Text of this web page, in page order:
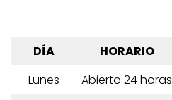
DÍA
HORARIO
Lunes
Abierto 24 horas